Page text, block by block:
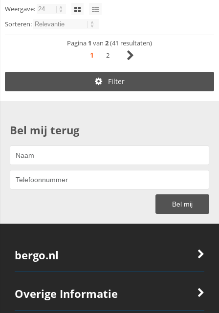
Weergave:
Sorteren:
Pagina 1 van 2(41 resultaten)
1 2
Filter
Bel mij terug
bergo.nl
Overige Informatie